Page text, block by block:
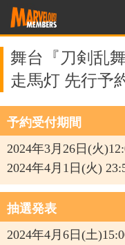
舞台『刀剣乱
走馬灯 先行予
予約受付期間
2024年3月26日(火
2024年4月1日(火)
抽選発表
2024年4月6日(土